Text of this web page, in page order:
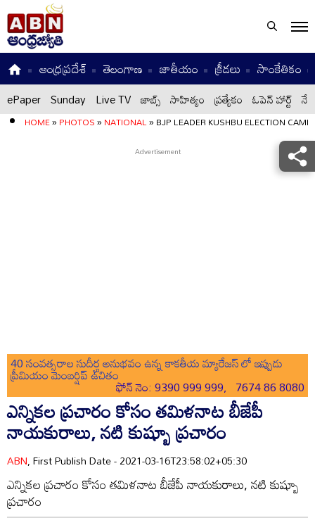
ఆంధ్రప్రదేశ్ తెలంగాణ జాతీయం క్రీడలు సాంకేతికం
ePaper Sunday Live TV జాబ్స్ సాహిత్యం ప్రత్యేకం ఓపెన్ హార్ట్
HOME»PHOTOS»NATIONAL»BJP LEADER KUSHBU ELECTION
40 సంవత్సరాల సుదీర్ఘ అనుభవం ఉన్న కాకతీయ మ్యారేజస్ లో ఇప్పుడు
ప్రీమియం మెంబర్షిప్ ఉచితం
ఫోన్ నెం: 9390 999 999, 7674 86 8080
ఎన్నికల ప్రచారం కోసం తమిళనాట బీజేపీ
నాయకురాలు, నటి కుష్బూ ప్రచారం
ABN, First Publish Date - 2021-03-16T23:58:02+05:30
ఎన్నికల ప్రచారం కోసం తమిళనాట బీజేపీ నాయకురాలు, నటి కుష్బూ
ప్రచారం